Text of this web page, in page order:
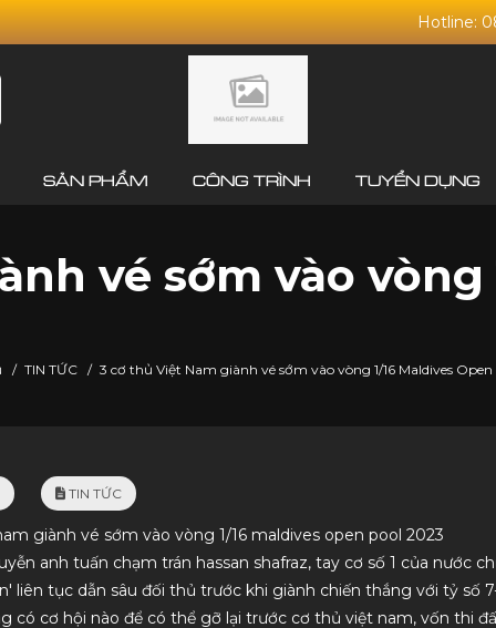
Hotline:
SẢN PHẨM CÔNG TRÌNH TUYỂN DỤNG
vé sớm vào vòng
/ TIN TỨC / 3 cơ thủ Việt Nam giành vé sớm vào vòng 1/16 Maldives
TIN TỨC
giành vé sớm vào vòng 1/16 maldives open pool 2023
anh tuấn chạm trán hassan shafraz, tay cơ số 1 của nước
liên tục dẫn sâu đối thủ trước khi giành chiến thắng với tỷ số
có cơ hội nào để có thể gỡ lại trước cơ thủ việt nam, vốn thi
Hàng chất lượng, nhân viên tư vấn nhiệt dịch vụ uy tín, chất